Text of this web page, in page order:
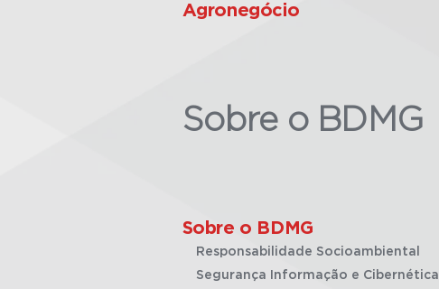
Agronegócio
Sobre o BDMG
Sobre o BDMG
Responsabilidade Socioambiental
Segurança Informação e Cibernética